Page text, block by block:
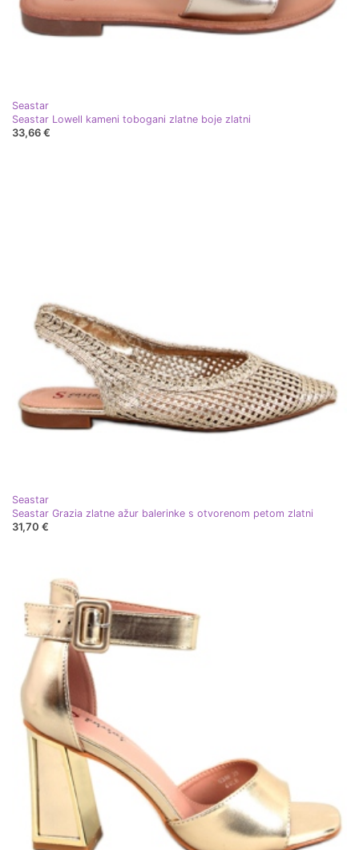
Seastar
Seastar Lowell kameni tobogani zlatne boje zlatni
33,66 €
Seastar
Seastar Grazia zlatne ažur balerinke s otvorenom petom zlatni
31,70 €